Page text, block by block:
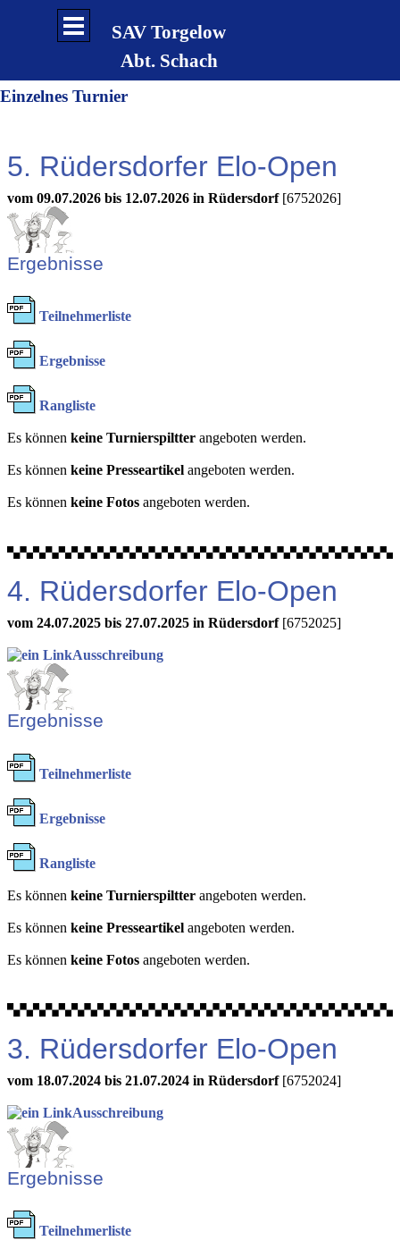
Direkt zum Seiteninhalt
SAV Torgelow
Abt. Schach
Menü überspringen
Einzelnes Turnier
5. Rüdersdorfer Elo-Open
vom 09.07.2026 bis 12.07.2026 in Rüdersdorf[6752026]
Ergebnisse
Teilnehmerliste
Ergebnisse
Rangliste
Es können keine Turnierspiltter angeboten werden.
Es können keine Presseartikel angeboten werden.
Es können keine Fotos angeboten werden.
4. Rüdersdorfer Elo-Open
vom 24.07.2025 bis 27.07.2025 in Rüdersdorf[6752025]
Ausschreibung
Ergebnisse
Teilnehmerliste
Ergebnisse
Rangliste
Es können keine Turnierspiltter angeboten werden.
Es können keine Presseartikel angeboten werden.
Es können keine Fotos angeboten werden.
3. Rüdersdorfer Elo-Open
vom 18.07.2024 bis 21.07.2024 in Rüdersdorf[6752024]
Ausschreibung
Ergebnisse
Teilnehmerliste